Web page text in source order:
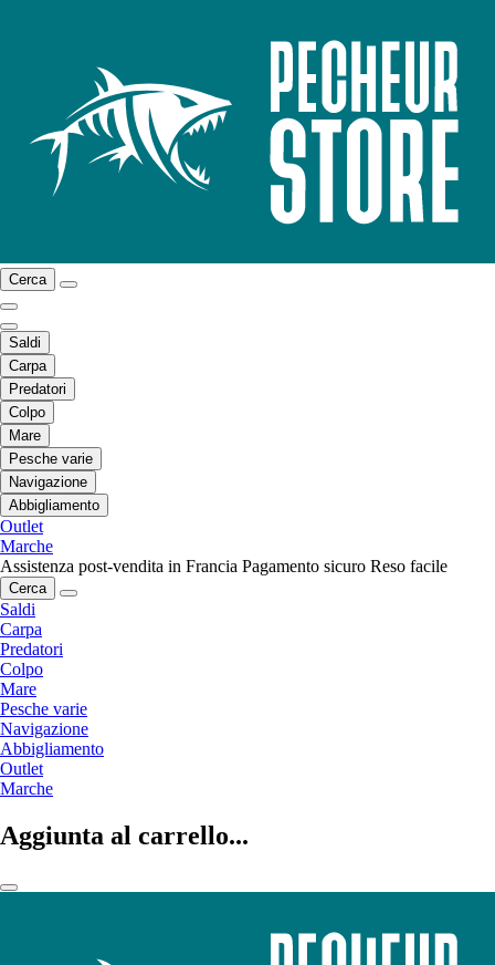
Cerca
Saldi
Carpa
Predatori
Colpo
Mare
Pesche varie
Navigazione
Abbigliamento
Outlet
Marche
Assistenza post-vendita in Francia Pagamento sicuro Reso facile
Cerca
Saldi
Carpa
Predatori
Colpo
Mare
Pesche varie
Navigazione
Abbigliamento
Outlet
Marche
Aggiunta al carrello...